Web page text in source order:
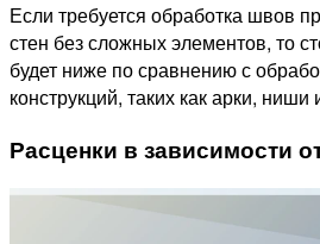
Если требуется обработка швов
стен без сложных элементов, то
будет ниже по сравнению с
конструкций, таких как арки,
Расценки в зависимости